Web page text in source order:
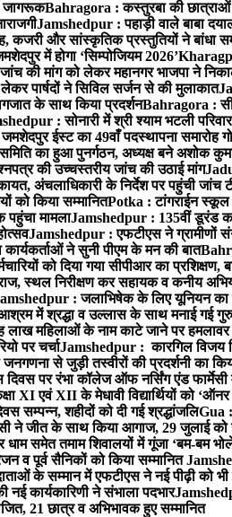
जागरूकBahragora : कस्तुरबा की
Jamshedpur : पहाड़ी वाले बाबा
कजरी और सांस्कृतिक प्रस्तुतियों ने बांधा
में होगा ‘सिम्पोजियम 2026’
की मांग को लेकर महानगर भाजपा ने
पार्षदों ने सिविल सर्जन से की मुलाकात
के साथ किया प्रदर्शनBahragora :
: सोनारी में श्री श्याम भटली
ईस्ट का 49वाँ पदस्थापना समारोह
का हुआ पुनर्गठन, अध्यक्ष बने अशोक
की उच्चस्तरीय जांच की उठाई मांग
अंचलाधिकारी के निर्देश पर पहुंची जांच
को किया सम्मानितPotka : टांगराईन स्कूल
पहुंचा मामलाJamshedpur : 135वीं डूरंड
Jamshedpur : एफटीएस ने ग्रामीणों
ने सुनी पीएम के मन की बात
को दिया गया सीपीआर का
स्थल निरीक्षण कर सहायक व कनीय
: जलाभिषेक के लिए यूनियन का
में श्रद्धा व उल्लास के साथ मनाई गई गुरु
महिलाओं के नाम काटे जाने पर हमलावर
पर चर्चाJamshedpur : कारगिल विजय
से जुड़ी तस्वीरों की प्रदर्शनी का
दिवस पर रंभा कॉलेज ऑफ नर्सिंग एंड
XI एवं XII के मेधावी विद्यार्थियों को ‘ऑनर
सम्पन्न, शहीदों को दी गई श्रद्धांजलिGua
जीत के साथ किया आगाज, 29 जुलाई को
समेत तमाम शिवालयों में गूंजा ‘बम-बम
व पूर्व सैनिकों को किया सम्मानित
के सम्मान में एफटीएस ने नई पीढ़ी को भी
नई कार्यकारिणी ने संभाला पदभार
21 छात्र व अभिभावक हुए सम्मानित